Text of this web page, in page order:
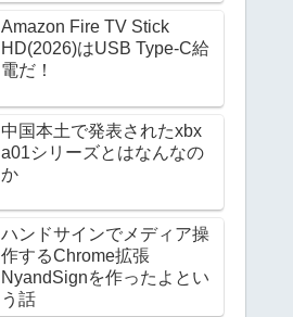
Amazon Fire TV Stick
HD(2026)はUSB Type-C給
電だ！
中国本土で発表されたxbx
a01シリーズとはなんなの
か
ハンドサインでメディア操
作するChrome拡張
NyandSignを作ったよとい
う話